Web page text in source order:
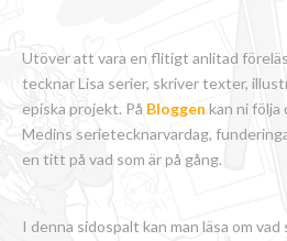
Utöver att vara en flitigt anlitad
tecknar Lisa serier, skriver texter,
episka projekt. På Bloggen kan ni följa
Medins serietecknarvardag,
en titt på vad som är på gång.
I denna sidospalt kan man läsa om